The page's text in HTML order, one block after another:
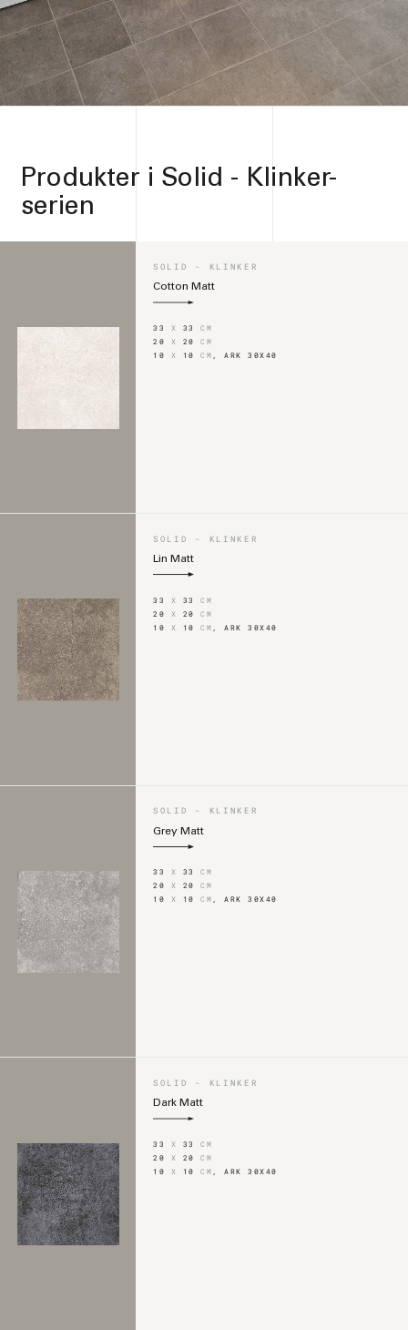
Produkter i Solid - Klinker-
serien
SOLID - KLINKER
Cotton Matt
33 X 33CM
20 X 20CM
10 X 10CM ,ARK 30X40
SOLID - KLINKER
Lin Matt
33 X 33CM
20 X 20CM
10 X 10CM ,ARK 30X40
SOLID - KLINKER
Grey Matt
33 X 33CM
20 X 20CM
10 X 10CM ,ARK 30X40
SOLID - KLINKER
Dark Matt
33 X 33CM
20 X 20CM
10 X 10CM ,ARK 30X40